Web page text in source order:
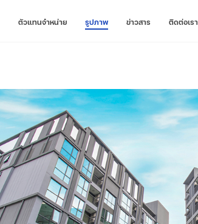
ตัวแทนจำหน่าย รูปภาพ ข่าวสาร ติดต่อเรา